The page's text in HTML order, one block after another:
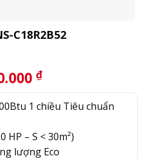
C18R2B52
₫.
₫Giá
hiện
tại
8.450.000 ₫.
1 chiều Tiêu chuẩn
HP – S < 30m²)
lượng Eco